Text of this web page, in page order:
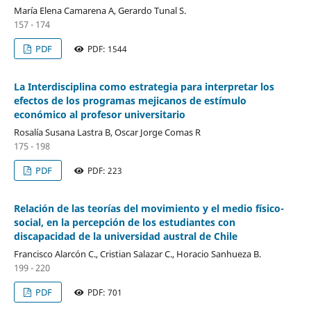
María Elena Camarena A, Gerardo Tunal S.
157 - 174
PDF
PDF: 1544
La Interdisciplina como estrategia para interpretar los
efectos de los programas mejicanos de estímulo
económico al profesor universitario
Rosalía Susana Lastra B, Oscar Jorge Comas R
175 - 198
PDF
PDF: 223
Relación de las teorías del movimiento y el medio físico-
social, en la percepción de los estudiantes con
discapacidad de la universidad austral de Chile
Francisco Alarcón C., Cristian Salazar C., Horacio Sanhueza B.
199 - 220
PDF
PDF: 701